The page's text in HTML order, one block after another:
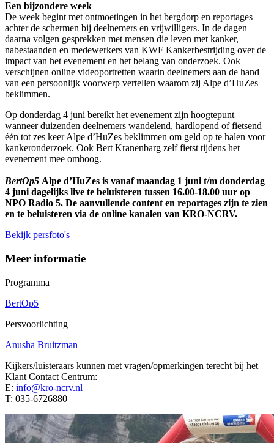
Een bijzondere week
De week begint met ontmoetingen in het bergdorp en reportages
achter de schermen bij deelnemers en vrijwilligers. In de dagen
daarna volgen gesprekken met mensen die leven met kanker,
nabestaanden en medewerkers van KWF Kankerbestrijding over de
impact van het evenement en het belang van onderzoek. Ook
verschijnen online videoportretten waarin deelnemers aan de hand
van een persoonlijk voorwerp vertellen waarom zij Alpe d’HuZes
beklimmen.
Op donderdag 4 juni bereikt het evenement zijn hoogtepunt
wanneer duizenden deelnemers wandelend, hardlopend of fietsend
één tot zes keer Alpe d’HuZes beklimmen om geld op te halen voor
kankeronderzoek. Ook Bert Kranenbarg zelf fietst tijdens het
evenement mee omhoog.
BertOp5 Alpe d’HuZes is vanaf maandag 1 juni t/m donderdag
4 juni dagelijks live te beluisteren tussen 16.00-18.00 uur op
NPO Radio 5. De aanvullende content en reportages zijn te zien
en te beluisteren via de online kanalen van KRO-NCRV.
Bekijk persfoto's
Meer informatie
Programma
BertOp5
Persvoorlichting
Anusha Bruitzman
Kijkers/luisteraars kunnen met vragen/opmerkingen terecht bij het
Klant Contact Centrum:
E: info@kro-ncrv.nl
T: 035-6726880